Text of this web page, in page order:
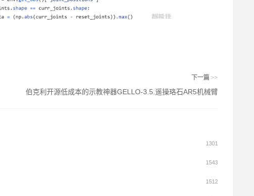
下一篇 >>
伯克利开源低成本的示教神器GELLO-3.5.遥操珞石AR5机械臂
1301
1543
1512